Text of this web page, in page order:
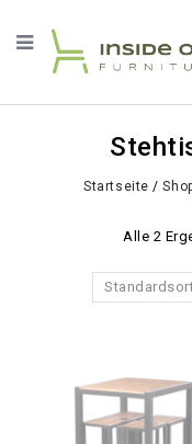
Startseite /
Alle 2